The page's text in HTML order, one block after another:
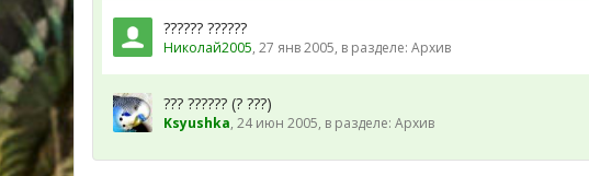
?????? ??????
Николай2005,27 янв 2005, в разделе:Архив
??? ?????? (? ???)
Ksyushka,24 июн 2005, в разделе:Архив